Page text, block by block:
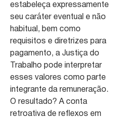
estabeleça expressamente
seu caráter eventual e não
habitual, bem como
requisitos e diretrizes para
pagamento, a Justiça do
Trabalho pode interpretar
esses valores como parte
integrante da remuneração.
O resultado? A conta
retroativa de reflexos em